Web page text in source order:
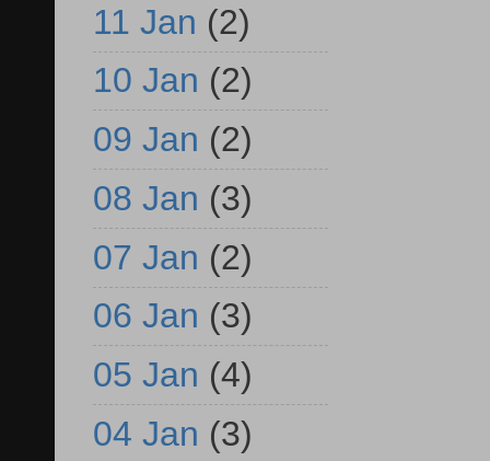
11 Jan (2)
10 Jan (2)
09 Jan (2)
08 Jan (3)
07 Jan (2)
06 Jan (3)
05 Jan (4)
04 Jan (3)